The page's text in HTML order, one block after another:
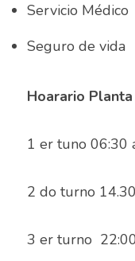
Auxiliar de
Auxiliar de
Auxiliar de
Servicio Médico
Seguro de vida
Hoarario
1 er tuno 06:30
2 do turno
3 er turno